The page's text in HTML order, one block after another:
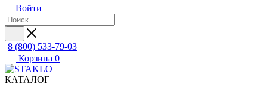
Войти
8 (800) 533-79-03
Корзина 0
КАТАЛОГ